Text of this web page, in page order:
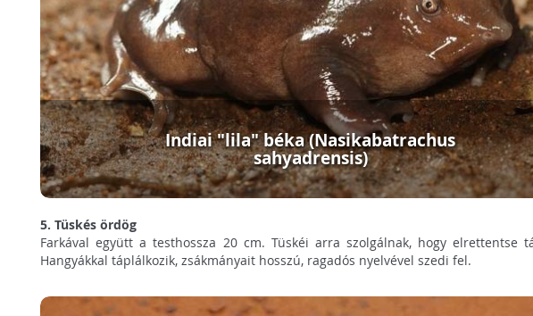
Indiai "lila" béka (Nasikabatrachus
sahyadrensis)
5. Tüskés ördög
Farkával együtt a testhossza 20 cm. Tüskéi arra szolgálnak, hogy elrettentse
Hangyákkal táplálkozik, zsákmányait hosszú, ragadós nyelvével szedi fel.